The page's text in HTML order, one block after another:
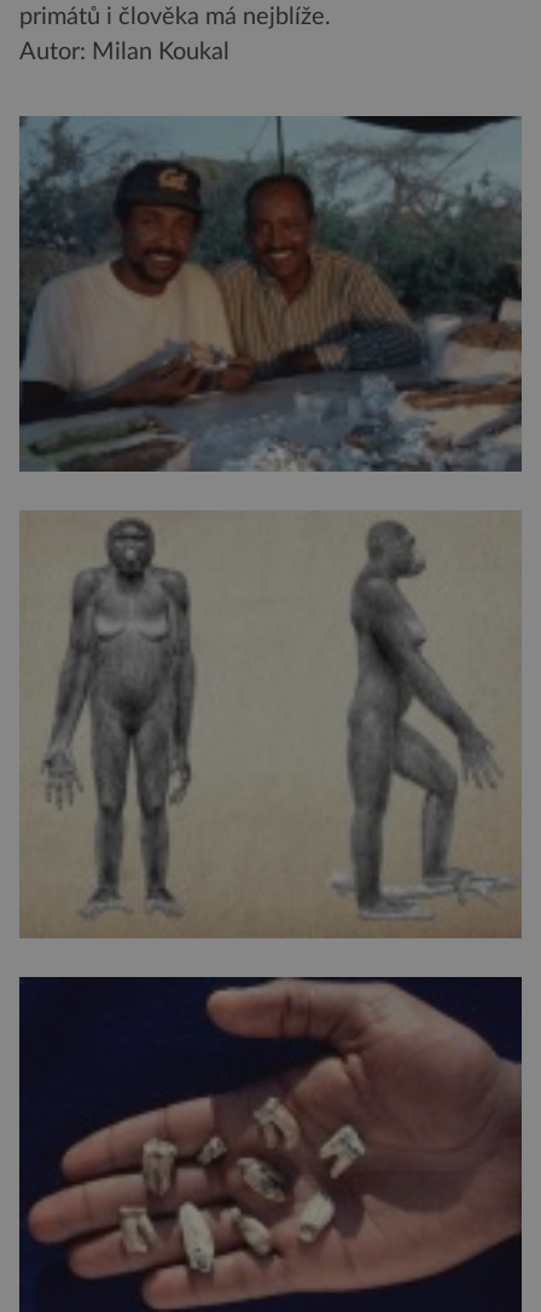
primátů i člověka má nejblíže.
Autor: Milan Koukal